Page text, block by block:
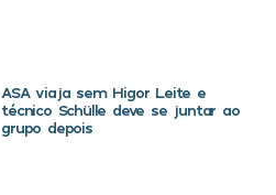
ASA viaja sem Higor Leite e
técnico Schülle deve se juntar ao
grupo depois